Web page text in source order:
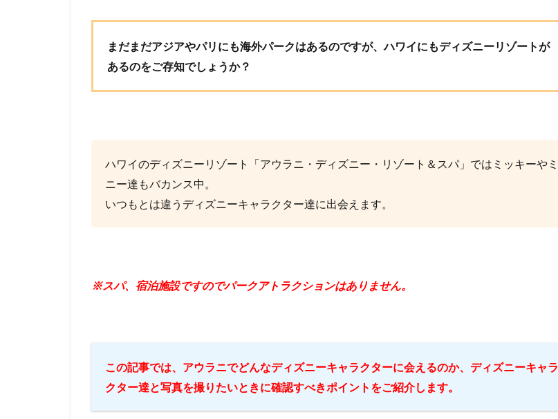
まだまだアジアやパリにも海外パークはあるのですが、ハワイにもディズニーリゾートが
あるのをご存知でしょうか？
ハワイのディズニーリゾート「アウラニ・ディズニー・リゾート＆スパ」ではミッキーやミ
ニー達もバカンス中。
いつもとは違うディズニーキャラクター達に出会えます。
※スパ、宿泊施設ですのでパークアトラクションはありません。
この記事では、アウラニでどんなディズニーキャラクターに会えるのか、ディズニーキャラ
クター達と写真を撮りたいときに確認すべきポイントをご紹介します。